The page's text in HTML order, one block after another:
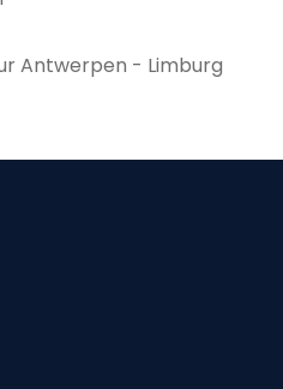
Antwerpen - Limburg